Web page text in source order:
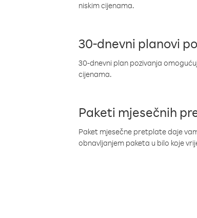
niskim cijenama.
30-dnevni planovi
30-dnevni plan pozivanja
cijenama.
Paketi mjesečnih
Paket mjesečne pretplate daje
obnavljanjem paketa u bilo koje